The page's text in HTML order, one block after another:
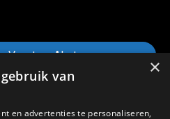
Vacature Alert
×
van
en advertenties te personaliseren,